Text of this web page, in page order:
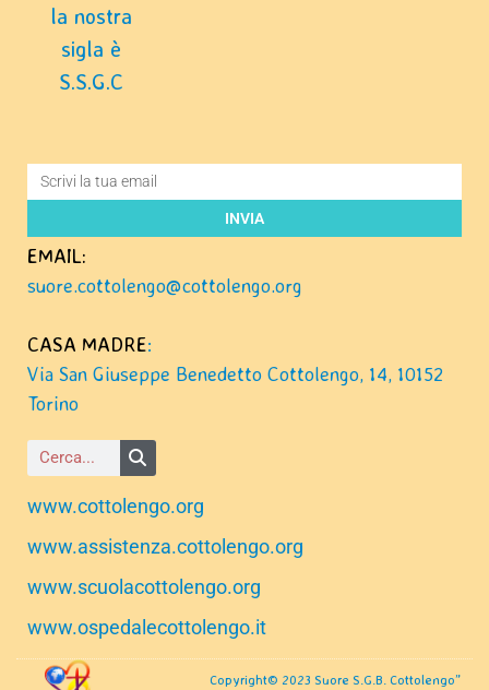
la nostra
sigla è
S.S.G.C
INVIA
EMAIL:
suore.cottolengo@cottolengo.org
CASA MADRE:
Via San Giuseppe Benedetto Cottolengo, 14, 10152
Torino
www.cottolengo.org
www.assistenza.cottolengo.org
www.scuolacottolengo.org
www.ospedalecottolengo.it
Copyright© 2023 Suore S.G.B. Cottolengo”